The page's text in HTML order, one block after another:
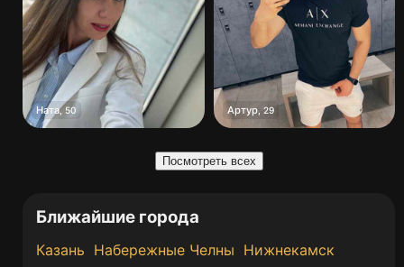
Ната, 50 Артур, 29
Посмотреть всех
Ближайшие города
Казань Набережные Челны Нижнекамск